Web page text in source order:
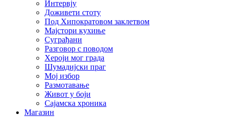
Интервју
Доживети стоту
Под Хипократовом заклетвом
Мајстори кухиње
Суграђани
Разговор с поводом
Хероји мог града
Шумадијски праг
Мој избор
Размотавање
Живот у боји
Сајамска хроника
Магазин